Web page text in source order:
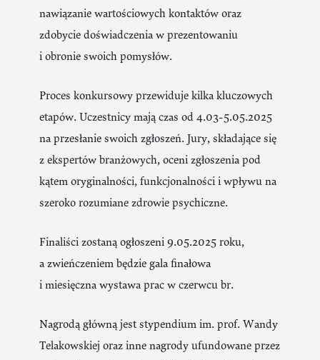
nawiązanie wartościowych kontaktów oraz
zdobycie doświadczenia w prezentowaniu
i obronie swoich pomysłów.
Proces konkursowy przewiduje kilka kluczowych
etapów. Uczestnicy mają czas od 4.03-5.05.2025
na przesłanie swoich zgłoszeń. Jury, składające się
z ekspertów branżowych, oceni zgłoszenia pod
kątem oryginalności, funkcjonalności i wpływu na
szeroko rozumiane zdrowie psychiczne.
Finaliści zostaną ogłoszeni 9.05.2025 roku,
a zwieńczeniem będzie gala finałowa
i miesięczna wystawa prac w czerwcu br.
Nagrodą główną jest stypendium im. prof. Wandy
Telakowskiej oraz inne nagrody ufundowane przez